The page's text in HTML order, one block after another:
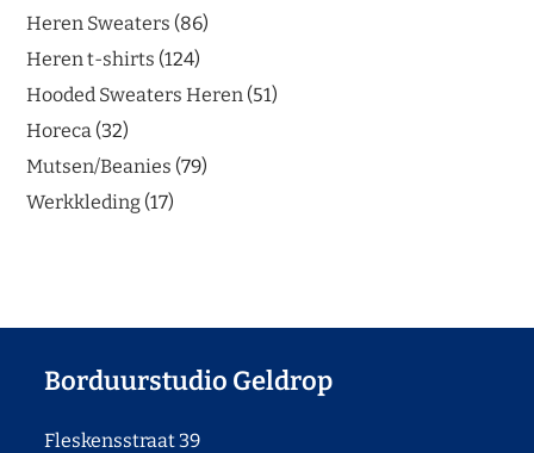
Heren Sweaters 86
Heren t-shirts 124
Hooded Sweaters Heren 51
Horeca 32
Mutsen/Beanies 79
Werkkleding 17
Borduurstudio Geldrop
Fleskensstraat 39